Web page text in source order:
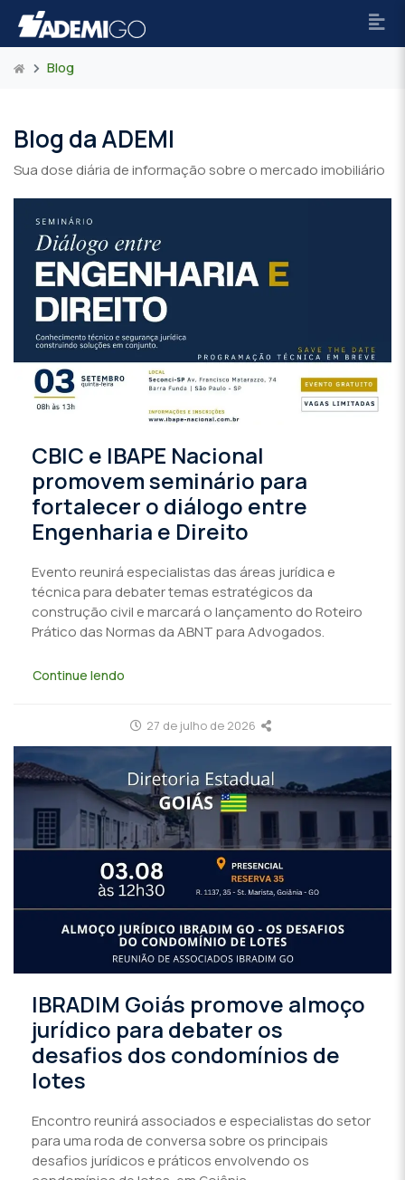
Blog
Blog da ADEMI
Sua dose diária de informação sobre o mercado imobiliário
CBIC e IBAPE Nacional
promovem seminário para
fortalecer o diálogo entre
Engenharia e Direito
Evento reunirá especialistas das áreas jurídica e
técnica para debater temas estratégicos da
construção civil e marcará o lançamento do Roteiro
Prático das Normas da ABNT para Advogados.
Continue lendo
27 de julho de 2026
IBRADIM Goiás promove almoço
jurídico para debater os
desafios dos condomínios de
lotes
Encontro reunirá associados e especialistas do setor
para uma roda de conversa sobre os principais
desafios jurídicos e práticos envolvendo os